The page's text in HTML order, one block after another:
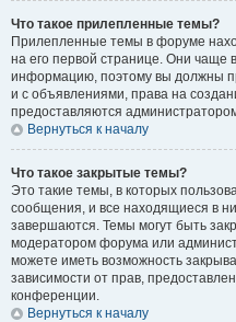
Что такое прилепленные темы?
Прилепленные темы в форуме
на его первой странице. Они чаще
информацию, поэтому вы должны
и с объявлениями, права на
предоставляются
Вернуться к началу
Что такое закрытые темы?
Это такие темы, в которых
сообщения, и все находящиеся в
завершаются. Темы могут быть
модератором форума или
можете иметь возможность
зависимости от прав,
конференции.
Вернуться к началу